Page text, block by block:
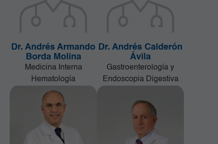
Dr. Andrés Armando
Borda Molina
Medicina Interna
Hematología
Dr. Andrés Calderón
Ávila
Gastroenterología y
Endoscopia Digestiva